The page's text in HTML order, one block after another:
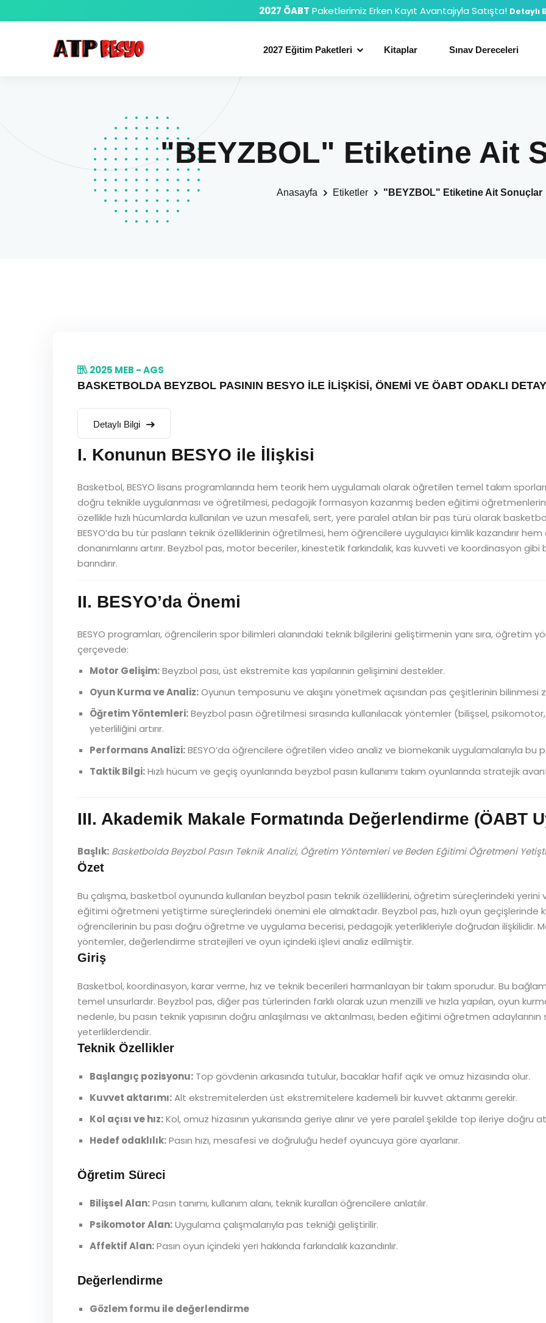
2027 ÖABT Paketlerimiz Erken Kayıt Avantajıyla Satışta! Detaylı
2027 Eğitim Paketleri Kitaplar Sınav Dereceleri
"BEYZBOL" Etiketine Ait
Anasayfa Etiketler "BEYZBOL" Etiketine Ait Sonuçlar
2025 MEB - AGS
BASKETBOLDA BEYZBOL PASININ BESYO İLE İLİŞKİSİ, ÖNEMİ VE ÖABT ODAKLI
Detaylı Bilgi
I. Konunun BESYO ile İlişkisi
Basketbol, BESYO lisans programlarında hem teorik hem uygulamalı olarak öğretilen temel takım
doğru teknikle uygulanması ve öğretilmesi, pedagojik formasyon kazanmış beden eğitimi
özellikle hızlı hücumlarda kullanılan ve uzun mesafeli, sert, yere paralel atılan bir pas türü olarak
BESYO’da bu tür pasların teknik özelliklerinin öğretilmesi, hem öğrencilere uygulayıcı kimlik kazandırır
donanımlarını artırır. Beyzbol pas, motor beceriler, kinestetik farkındalık, kas kuvveti ve koordinasyon
barındırır.
II. BESYO’da Önemi
BESYO programları, öğrencilerin spor bilimleri alanındaki teknik bilgilerini geliştirmenin yanı sıra, öğretim
çerçevede:
Motor Gelişim:Beyzbol pası, üst ekstremite kas yapılarının gelişimini destekler.
Oyun Kurma ve Analiz:Oyunun temposunu ve akışını yönetmek açısından pas çeşitlerinin bilinmesi
Öğretim Yöntemleri:Beyzbol pasın öğretilmesi sırasında kullanılacak yöntemler (bilişsel,
yeterliliğini artırır.
Performans Analizi:BESYO’da öğrencilere öğretilen video analiz ve biomekanik uygulamalarıyla bu
Taktik Bilgi:Hızlı hücum ve geçiş oyunlarında beyzbol pasın kullanımı takım oyunlarında stratejik
III. Akademik Makale Formatında Değerlendirme (ÖABT
Başlık: Basketbolda Beyzbol Pasın Teknik Analizi, Öğretim Yöntemleri ve Beden Eğitimi Öğretmeni
Özet
Bu çalışma, basketbol oyununda kullanılan beyzbol pasın teknik özelliklerini, öğretim süreçlerindeki yerini
eğitimi öğretmeni yetiştirme süreçlerindeki önemini ele almaktadır. Beyzbol pas, hızlı oyun geçişlerinde
öğrencilerinin bu pası doğru öğretme ve uygulama becerisi, pedagojik yeterlikleriyle doğrudan ilişkilidir.
yöntemler, değerlendirme stratejileri ve oyun içindeki işlevi analiz edilmiştir.
Giriş
Basketbol, koordinasyon, karar verme, hız ve teknik becerileri harmanlayan bir takım sporudur. Bu
temel unsurlardır. Beyzbol pas, diğer pas türlerinden farklı olarak uzun menzilli ve hızla yapılan, oyun
nedenle, bu pasın teknik yapısının doğru anlaşılması ve aktarılması, beden eğitimi öğretmen
yeterliklerdendir.
Teknik Özellikler
Başlangıç pozisyonu: Top gövdenin arkasında tutulur, bacaklar hafif açık ve omuz hizasında olur.
Kuvvet aktarımı:Alt ekstremitelerden üst ekstremitelere kademeli bir kuvvet aktarımı gerekir.
Kol açısı ve hız:Kol, omuz hizasının yukarısında geriye alınır ve yere paralel şekilde top ileriye doğru
Hedef odaklılık:Pasın hızı, mesafesi ve doğruluğu hedef oyuncuya göre ayarlanır.
Öğretim Süreci
Bilişsel Alan:Pasın tanımı, kullanım alanı, teknik kuralları öğrencilere anlatılır.
Psikomotor Alan:Uygulama çalışmalarıyla pas tekniği geliştirilir.
Affektif Alan:Pasın oyun içindeki yeri hakkında farkındalık kazandırılır.
Değerlendirme
Gözlem formu ile değerlendirme